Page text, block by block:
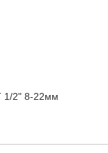
1/2" 8-22мм